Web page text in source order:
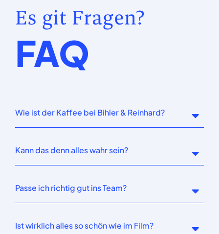
Es git Fragen?
FAQ
Wie ist der Kaffee bei Bihler & Reinhard?
Kann das denn alles wahr sein?
Passe ich richtig gut ins Team?
Ist wirklich alles so schön wie im Film?